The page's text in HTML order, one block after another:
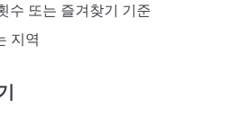
수 또는 즐겨찾기 기준
지역